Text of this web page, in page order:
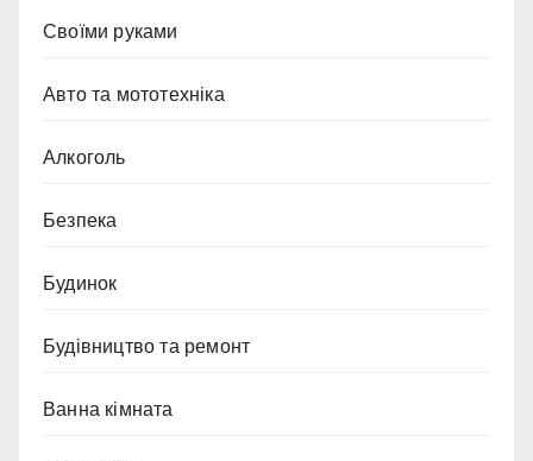
Cвоїми руками
Авто та мототехніка
Алкоголь
Безпека
Будинок
Будівництво та ремонт
Ванна кімната